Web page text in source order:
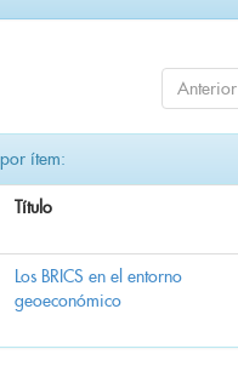
Anterior
ítem:
Título
Los BRICS en el entorno
geoeconómico